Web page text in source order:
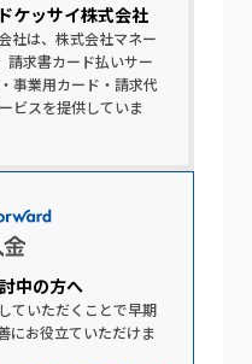
ケッサイ株式会社
社は、株式会社マネー
請求書カード払いサー
事業用カード・請求代
ビスを提供していま
中の​方​へ​
ていただくことで早期
にお役立ていただけま